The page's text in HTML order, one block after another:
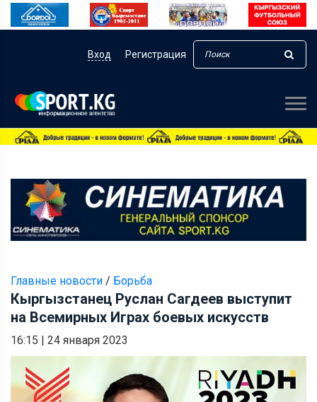
Вход Регистрация
Главные новости / Борьба
Кыргызстанец Руслан Сагдеев выступит
на Всемирных Играх боевых искусств
16:15 | 24 января 2023